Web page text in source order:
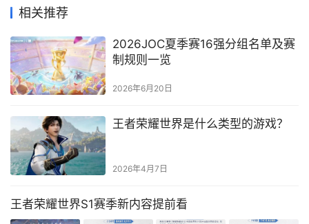
相关推荐
2026JOC夏季赛16强分组名单及赛
制规则一览
2026年6月20日
王者荣耀世界是什么类型的游戏？
2026年4月7日
王者荣耀世界S1赛季新内容提前看